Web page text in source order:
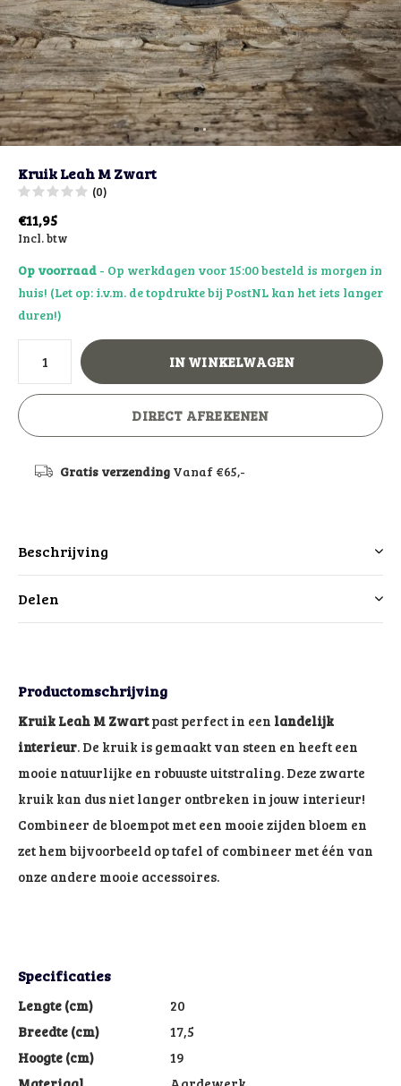
Kruik Leah M Zwart
(0)
€11,95
Incl. btw
Op voorraad - Op werkdagen voor 15:00 besteld is morgen in
huis! (Let op: i.v.m. de topdrukte bij PostNL kan het iets langer
duren!)
IN WINKELWAGEN
DIRECT AFREKENEN
Gratis verzendingVanaf €65,-
Beschrijving
Delen
Productomschrijving
Kruik Leah M Zwartpast perfect in een landelijk
interieur. De kruik is gemaakt van steen en heeft een
mooie natuurlijke en robuuste uitstraling. Deze zwarte
kruik kan dus niet langer ontbreken in jouw interieur!
Combineer de bloempot met een mooie zijden bloem en
zet hem bijvoorbeeld op tafel of combineer met één van
onze andere mooie accessoires.
Specificaties
Lengte (cm)
20
Breedte (cm)
17,5
Hoogte (cm)
19